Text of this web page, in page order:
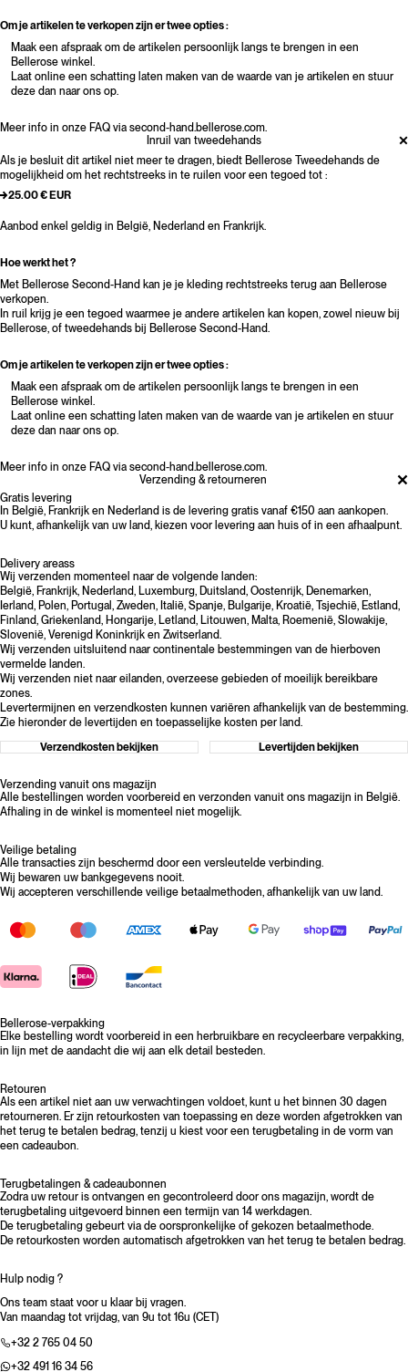
Om je artikelen te verkopen zijn er twee opties :
Maak een afspraak om de artikelen persoonlijk langs te brengen in een
Bellerose winkel.
Laat online een schatting laten maken van de waarde van je artikelen en stuur
deze dan naar ons op.
Meer info in onze FAQ via second-hand.bellerose.com.
Inruil van tweedehands
Als je besluit dit artikel niet meer te dragen, biedt Bellerose Tweedehands de
mogelijkheid om het rechtstreeks in te ruilen voor een tegoed tot :
25.00 € EUR
Aanbod enkel geldig in België, Nederland en Frankrijk.
Hoe werkt het ?
Met Bellerose Second-Hand kan je je kleding rechtstreeks terug aan Bellerose
verkopen.
In ruil krijg je een tegoed waarmee je andere artikelen kan kopen, zowel nieuw bij
Bellerose, of tweedehands bij Bellerose Second-Hand.
Om je artikelen te verkopen zijn er twee opties :
Maak een afspraak om de artikelen persoonlijk langs te brengen in een
Bellerose winkel.
Laat online een schatting laten maken van de waarde van je artikelen en stuur
deze dan naar ons op.
Meer info in onze FAQ via second-hand.bellerose.com.
Verzending & retourneren
Gratis levering
In België, Frankrijk en Nederland is de levering gratis vanaf €150 aan aankopen.
U kunt, afhankelijk van uw land, kiezen voor levering aan huis of in een afhaalpunt.
Delivery areass
Wij verzenden momenteel naar de volgende landen:
België, Frankrijk, Nederland, Luxemburg, Duitsland, Oostenrijk, Denemarken,
Ierland, Polen, Portugal, Zweden, Italië, Spanje, Bulgarije, Kroatië, Tsjechië, Estland,
Finland, Griekenland, Hongarije, Letland, Litouwen, Malta, Roemenië, Slowakije,
Slovenië, Verenigd Koninkrijk en Zwitserland.
Wij verzenden uitsluitend naar continentale bestemmingen van de hierboven
vermelde landen.
Wij verzenden niet naar eilanden, overzeese gebieden of moeilijk bereikbare
zones.
Levertermijnen en verzendkosten kunnen variëren afhankelijk van de bestemming.
Zie hieronder de levertijden en toepasselijke kosten per land
Verzendkosten bekijken
Levertijden bekijken
Verzending vanuit ons magazijn
Alle bestellingen worden voorbereid en verzonden vanuit ons magazijn in België.
Afhaling in de winkel is momenteel niet mogelijk.
Veilige betaling
Alle transacties zijn beschermd door een versleutelde verbinding.
Wij bewaren uw bankgegevens nooit.
Wij accepteren verschillende veilige betaalmethoden, afhankelijk van uw land.
Bellerose-verpakking
Elke bestelling wordt voorbereid in een herbruikbare en recycleerbare verpakking,
in lijn met de aandacht die wij aan elk detail besteden.
Retouren
Als een artikel niet aan uw verwachtingen voldoet, kunt u het binnen 30 dagen
retourneren. Er zijn retourkosten van toepassing en deze worden afgetrokken van
het terug te betalen bedrag, tenzij u kiest voor een terugbetaling in de vorm van
een cadeaubon.
Terugbetalingen & cadeaubonnen
Zodra uw retour is ontvangen en gecontroleerd door ons magazijn, wordt de
terugbetaling uitgevoerd binnen een termijn van 14 werkdagen.
De terugbetaling gebeurt via de oorspronkelijke of gekozen betaalmethode.
De retourkosten worden automatisch afgetrokken van het terug te betalen bedrag.
Hulp nodig ?
Ons team staat voor u klaar bij vragen.
Van maandag tot vrijdag, van 9u tot 16u (CET)
+32 2 765 04 50
+32 491 16 34 56